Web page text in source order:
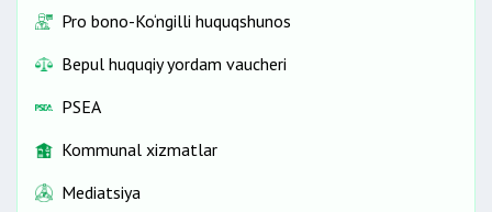
Pro bono-Ko‘ngilli huquqshunos
Bepul huquqiy yordam vaucheri
PSEA
Kommunal xizmatlar
Mediatsiya